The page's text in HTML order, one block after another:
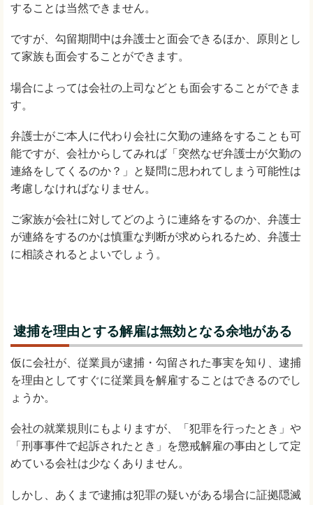
することは当然できません。
ですが、勾留期間中は弁護士と面会できるほか、原則とし
て家族も面会することができます。
場合によっては会社の上司などとも面会することができま
す。
弁護士がご本人に代わり会社に欠勤の連絡をすることも可
能ですが、会社からしてみれば「突然なぜ弁護士が欠勤の
連絡をしてくるのか？」と疑問に思われてしまう可能性は
考慮しなければなりません。
ご家族が会社に対してどのように連絡をするのか、弁護士
が連絡をするのかは慎重な判断が求められるため、弁護士
に相談されるとよいでしょう。
逮捕を理由とする解雇は無効となる余地がある
仮に会社が、従業員が逮捕・勾留された事実を知り、逮捕
を理由としてすぐに従業員を解雇することはできるのでし
ょうか。
会社の就業規則にもよりますが、「犯罪を行ったとき」や
「刑事事件で起訴されたとき」を懲戒解雇の事由として定
めている会社は少なくありません。
しかし、あくまで逮捕は犯罪の疑いがある場合に証拠隠滅